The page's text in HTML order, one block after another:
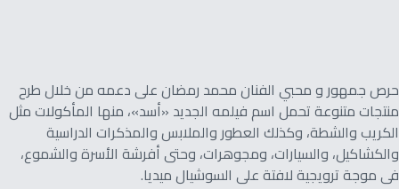
حرص جمهور و محبي الفنان محمد رمضان على دعمه من خلال طرح
منتجات متنوعة تحمل اسم فيلمه الجديد «أسد»، منها المأكولات مثل
الكريب والشطة، وكذلك العطور والملابس والمذكرات الدراسية
والكشاكيل، والسيارات، ومجوهرات، وحتى أفرشة الأسرة والشموع،
فى موجة ترويجية لافتة على السوشيال ميديا.